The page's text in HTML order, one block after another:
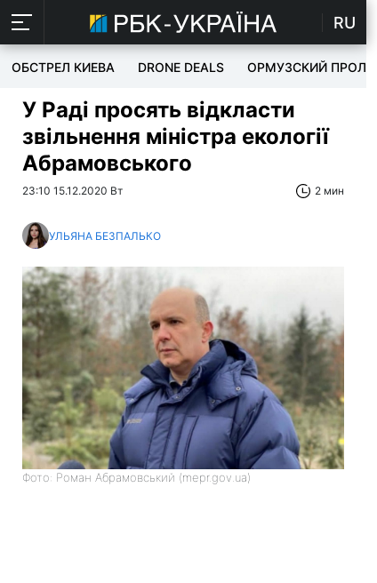
RU
ОБСТРЕЛ КИЕВА DRONE DEALS ОРМУЗСКИЙ ПРОЛИВ
У Раді просять відкласти
звільнення міністра екології
Абрамовського
23:10 15.12.2020 Вт 2 мин
УЛЬЯНА БЕЗПАЛЬКО
Фото: Роман Абрамовський (mepr.gov.ua)